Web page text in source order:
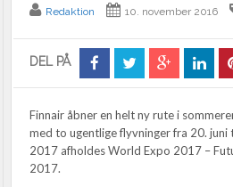
Redaktion 10. november 2016
DEL PÅ
Finnair åbner en helt ny rute i
med to ugentlige flyvninger fra 20.
2017 afholdes World Expo 2017 –
2017.